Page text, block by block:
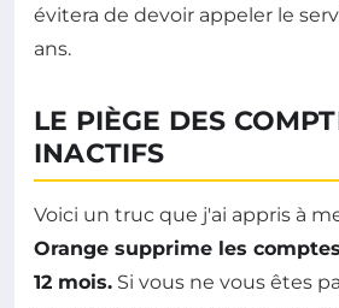
évitera de devoir appeler le
ans.
LE PIÈGE DES
INACTIFS
Voici un truc que j'ai appris à
Orange supprime les
12 mois. Si vous ne vous êtes